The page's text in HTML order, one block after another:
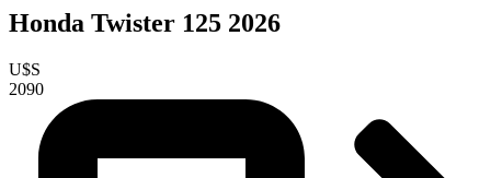
Honda Twister 125 2026
U$S
2090